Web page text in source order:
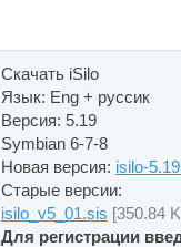
Скачать iSilo
Язык: Eng + руссик
Версия: 5.19
Symbian 6-7-8
Новая версия: isilo-
Старые версии:
isilo_v5_01.sis [350.84
Для регистрации